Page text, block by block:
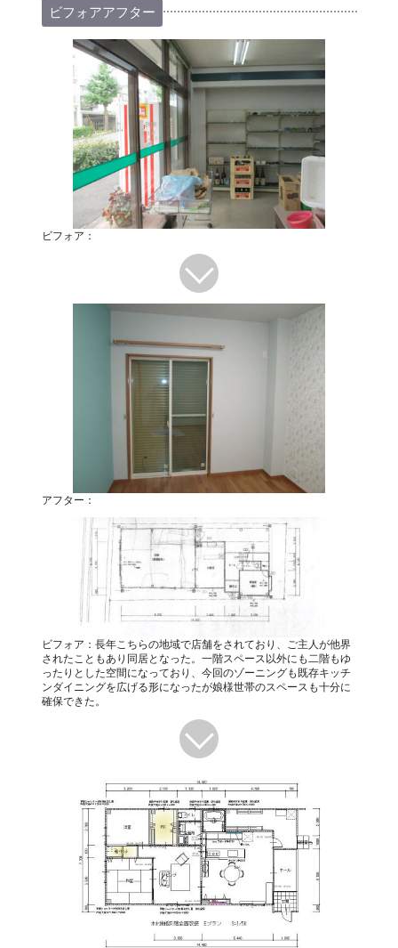
ビフォアアフター
ビフォア：
アフター：
ビフォア：長年こちらの地域で店舗をされており、ご主人が他界
されたこともあり同居となった。一階スペース以外にも二階もゆ
ったりとした空間になっており、今回のゾーニングも既存キッチ
ンダイニングを広げる形になったが娘様世帯のスペースも十分に
確保できた。